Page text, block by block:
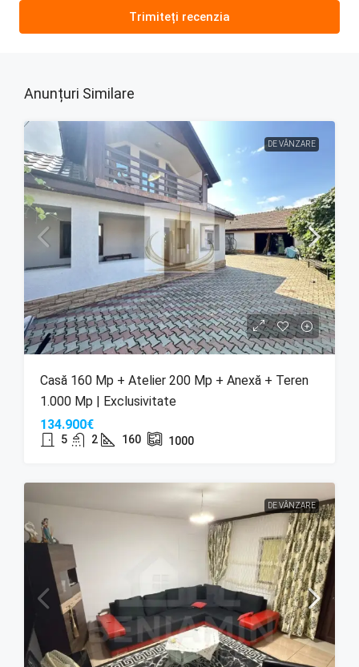
Trimiteți recenzia
Anunțuri Similare
DE VÂNZARE
Casă 160 Mp + Atelier 200 Mp + Anexă + Teren
1.000 Mp | Exclusivitate
134.900€
5 2 160 1000
DE VÂNZARE